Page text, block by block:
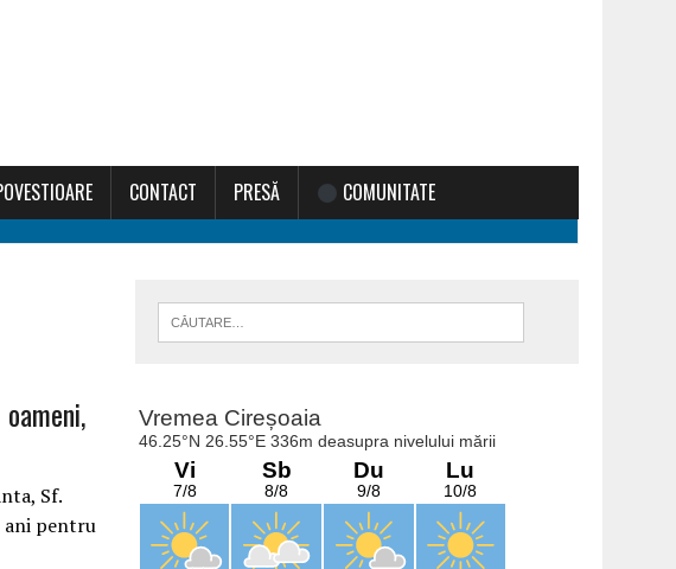
CONTACT PRESĂ COMUNITATE
Sf.
ani pentru